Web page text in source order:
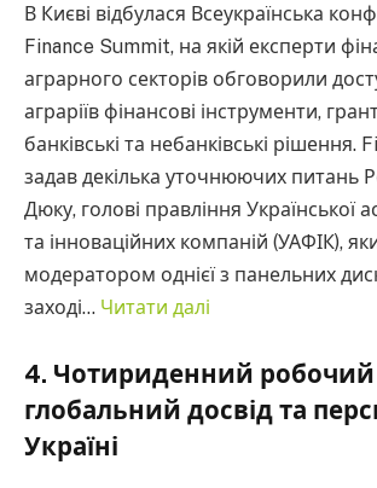
В Києві відбулася Всеукраїнська
Finance Summit, на якій експерти
аграрного секторів обговорили
аграріїв фінансові інструменти,
банківські та небанківські рішення.
задав декілька уточнюючих питань
Дюку, голові правління Української
та інноваційних компаній (УАФІК),
модератором однієї з панельних
заході… Читати далі
4. Чотириденний
глобальний досвід та
Україні